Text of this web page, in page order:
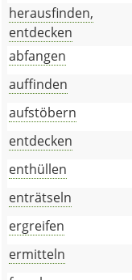
herausfinden,
entdecken
abfangen
auffinden
aufstöbern
entdecken
enthüllen
enträtseln
ergreifen
ermitteln